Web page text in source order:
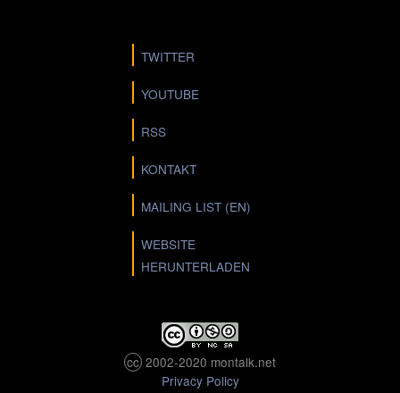
TWITTER
YOUTUBE
RSS
KONTAKT
MAILING LIST (EN)
WEBSITE
HERUNTERLADEN
cc 2002-2020 montalk.net
Privacy Policy